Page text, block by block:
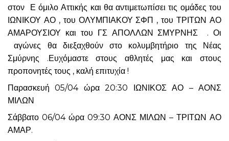
στον Ε όμιλο Αττικής και θα αντιμετωπίσει τις ομάδες του
ΙΩΝΙΚΟΥ ΑΟ , του ΟΛΥΜΠΙΑΚΟΥ ΣΦΠ , του ΤΡΙΤΩΝ ΑΟ
ΑΜΑΡΟΥΣΙΟΥ και του ΓΣ ΑΠΟΛΛΩΝ ΣΜΥΡΝΗΣ . Οι
αγώνες θα διεξαχθούν στο κολυμβητήριο της Νέας
Σμύρνης .Ευχόμαστε στους αθλητές μας και στους
προπονητές τους , καλή επιτυχία !
Παρασκευή 05/04 ώρα 20:30 ΙΩΝΙΚΟΣ ΑΟ – ΑΟΝΣ
ΜΙΛΩΝ
Σάββατο 06/04 ώρα 09:30 ΑΟΝΣ ΜΙΛΩΝ – ΤΡΙΤΩΝ ΑΟ
ΑΜΑΡ.